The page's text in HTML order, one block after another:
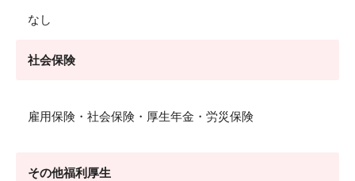
なし
社会保険
雇用保険・社会保険・厚生年金・労災保険
その他福利厚生